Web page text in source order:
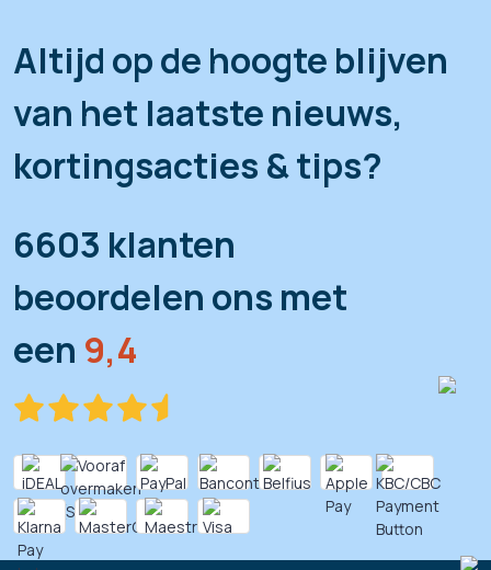
Altijd op de hoogte blijven
van het laatste nieuws,
kortingsacties & tips?
6603 klanten
beoordelen ons met
een 9,4